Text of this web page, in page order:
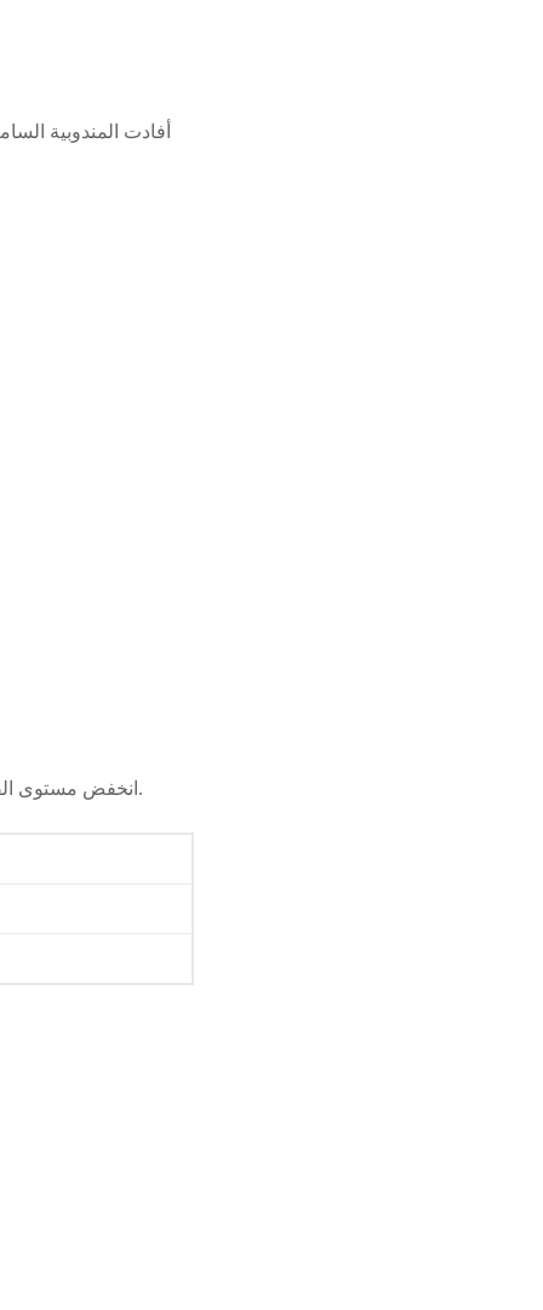
انخفض مستوى الفقر في جميع الجهات على مدى العقدين الماضيين بمتوسط انخفاض سنوي يزيد عن 10 في المئة.